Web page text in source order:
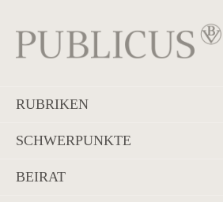
RUBRIKEN
SCHWERPUNKTE
BEIRAT